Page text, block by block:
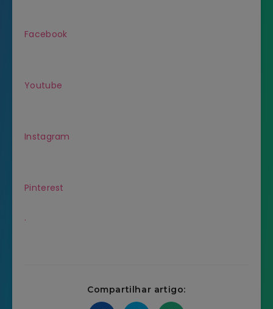
Facebook
Youtube
Instagram
Pinterest
.
Compartilhar artigo: